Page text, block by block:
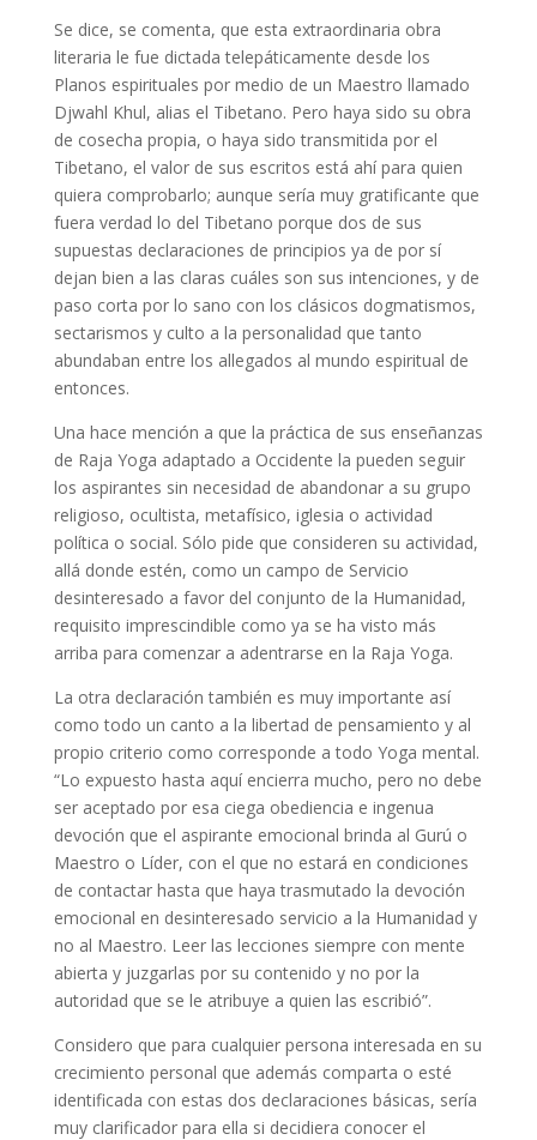
Se dice, se comenta, que esta extraordinaria obra
literaria le fue dictada telepáticamente desde los
Planos espirituales por medio de un Maestro llamado
Djwahl Khul, alias el Tibetano. Pero haya sido su obra
de cosecha propia, o haya sido transmitida por el
Tibetano, el valor de sus escritos está ahí para quien
quiera comprobarlo; aunque sería muy gratificante que
fuera verdad lo del Tibetano porque dos de sus
supuestas declaraciones de principios ya de por sí
dejan bien a las claras cuáles son sus intenciones, y de
paso corta por lo sano con los clásicos dogmatismos,
sectarismos y culto a la personalidad que tanto
abundaban entre los allegados al mundo espiritual de
entonces.
Una hace mención a que la práctica de sus enseñanzas
de Raja Yoga adaptado a Occidente la pueden seguir
los aspirantes sin necesidad de abandonar a su grupo
religioso, ocultista, metafísico, iglesia o actividad
política o social. Sólo pide que consideren su actividad,
allá donde estén, como un campo de Servicio
desinteresado a favor del conjunto de la Humanidad,
requisito imprescindible como ya se ha visto más
arriba para comenzar a adentrarse en la Raja Yoga.
La otra declaración también es muy importante así
como todo un canto a la libertad de pensamiento y al
propio criterio como corresponde a todo Yoga mental.
“Lo expuesto hasta aquí encierra mucho, pero no debe
ser aceptado por esa ciega obediencia e ingenua
devoción que el aspirante emocional brinda al Gurú o
Maestro o Líder, con el que no estará en condiciones
de contactar hasta que haya trasmutado la devoción
emocional en desinteresado servicio a la Humanidad y
no al Maestro. Leer las lecciones siempre con mente
abierta y juzgarlas por su contenido y no por la
autoridad que se le atribuye a quien las escribió”.
Considero que para cualquier persona interesada en su
crecimiento personal que además comparta o esté
identificada con estas dos declaraciones básicas, sería
muy clarificador para ella si decidiera conocer el